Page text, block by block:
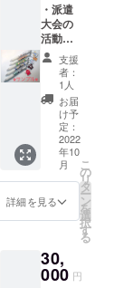
・派遣
大会の
活動報
告 ・オ
リジナ
ルタオ
ル
（H850
×H340
100％）
・チー
ムボー
ルペン
（芯
色/黒）
支援
者：
1人
お届
け予
定：
2022
年10
月
詳細を見る
こ
の
リ
タ
ー
ン
を
選
択
す
る
30,
000 円